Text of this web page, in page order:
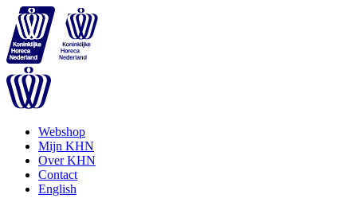
Webshop
Mijn KHN
Over KHN
Contact
English